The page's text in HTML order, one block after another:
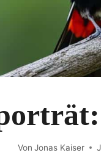
Von Jonas Kaiser